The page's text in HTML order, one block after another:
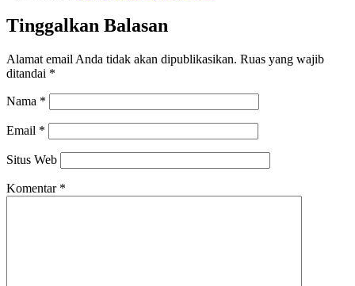
Tinggalkan Balasan
Alamat email Anda tidak akan dipublikasikan. Ruas yang wajib
ditandai *
Nama *
Email *
Situs Web
Komentar *